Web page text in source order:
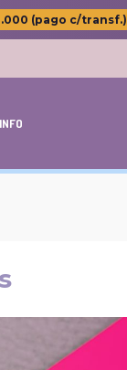
(pago c/transf.)
INFO